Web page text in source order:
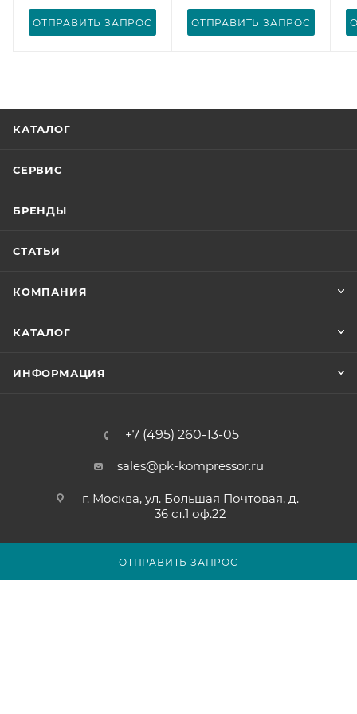
ОТПРАВИТЬ ЗАПРОС
ОТПРАВИТЬ ЗАПРОС ОТПРАВИТЬ ЗАПРОС
КАТАЛОГ
СЕРВИС
БРЕНДЫ
СТАТЬИ
КОМПАНИЯ
КАТАЛОГ
ИНФОРМАЦИЯ
+7 (495) 260-13-05
sales@pk-kompressor.ru
г. Москва, ул. Большая Почтовая, д.
36 ст.1 оф.22